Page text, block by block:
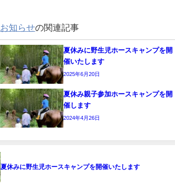
お知らせの関連記事
夏休みに野生児ホースキャンプを開
催いたします
2025年6月20日
夏休み親子参加ホースキャンプを開
催します
2024年4月26日
夏休みに野生児ホースキャンプを開催いたします